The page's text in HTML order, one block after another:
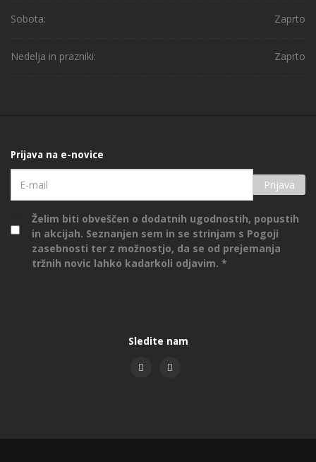
Sobota: Zaprto
Nedelja in prazniki: Zaprto
Prijava na e-novice
Prijava
Želim biti obveščen o dodatnih ugodnostih, popustih
in akcijah. Seznanjen sem in se strinjam s Pogoji
zasebnosti ter z možnostjo, da se od prejemanja
tržnih novic lahko kadarkoli odjavim.
Sledite nam